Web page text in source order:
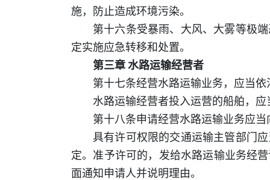
施，防止造成环境污染。
第十六条受暴雨、大风、大雾等极
定实施应急转移和处置。
第三章 水路运输经营者
第十七条经营水路运输业务，应当
水路运输经营者投入运营的船舶，
第十八条申请经营水路运输业务应
具有许可权限的交通运输主管部门
定。准予许可的，发给水路运输业务经
面通知申请人并说明理由。